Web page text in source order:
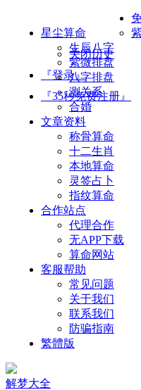
星尘算命
关闭历史
『登录』
『35秒免费注册』
生辰八字
紫微排盘
八字排盘
测关系
合婚
文章资料
称骨算命
十二生肖
本地算命
灵签占卜
指纹算命
合作站点
代理合作
无APP下载
算命网站
客服帮助
常见问题
关于我们
联系我们
防骗指南
繁體版
解梦大全